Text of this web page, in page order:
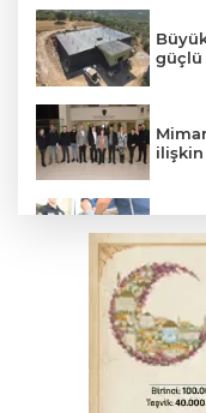
güçlü
ilişkin